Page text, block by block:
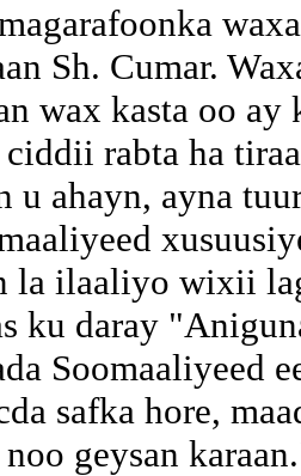
Sh. Cumar.
wax kasta oo
ciddii rabta ha
u ahayn, ayna
la ilaaliyo wixii
ku daray
Soomaaliyeed
safka hore,
geysan